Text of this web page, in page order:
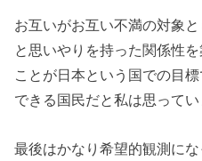
お互いがお互い不満の対象
と思いやりを持った関係性
ことが日本という国での目
できる国民だと私は思ってい
最後はかなり希望的観測に